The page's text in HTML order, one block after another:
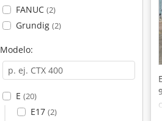
FANUC (2)
Grundig (2)
Modelo:
E (20)
E17 (2)